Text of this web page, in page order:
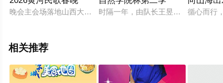
晚会主会场落地山西大同，以“大河奔腾，美美与共”为主题，
时隔一年，由队长王昱珩、副队长小
循心而行
相关推荐